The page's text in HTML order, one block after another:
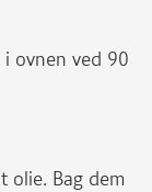
ovnen ved 90
olie. Bag dem